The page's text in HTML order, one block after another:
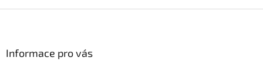
v
Informace pro vás